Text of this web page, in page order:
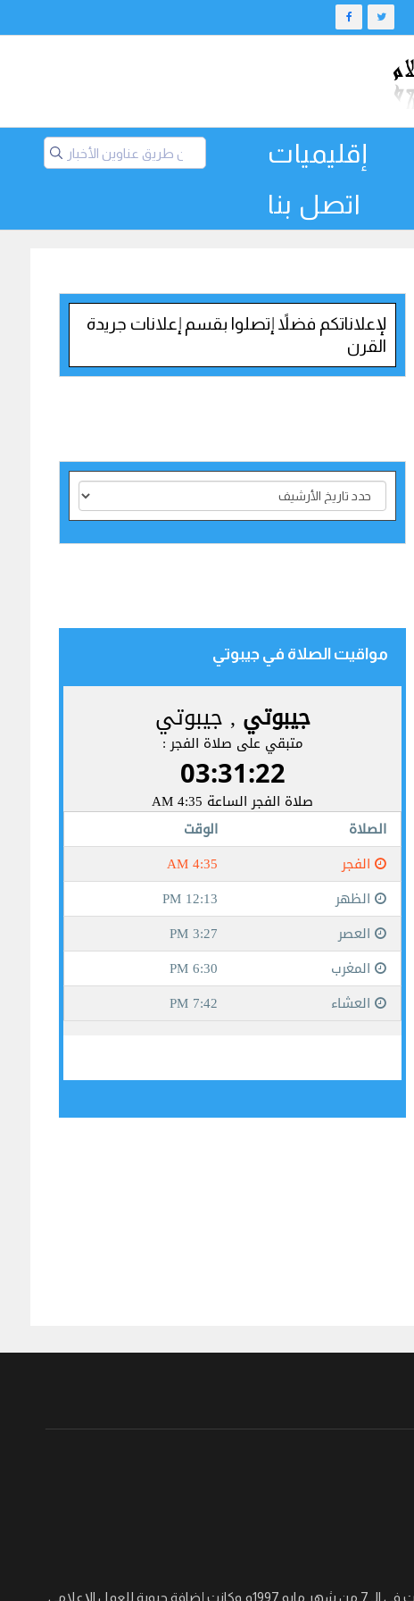
إقليميات
اتصل بنا
لإعلاناتكم فضلاً إتصلوا بقسم إعلانات جريدة
القرن
مواقيت الصلاة في جيبوتي‎
جريدة القرن نصف أسبوعية سياسية ثقافية اجتماعية شاملة تأسست في الـ 7 من شهر مايو 1997م وكانت إضافة حيوية للعمل الإعلامي